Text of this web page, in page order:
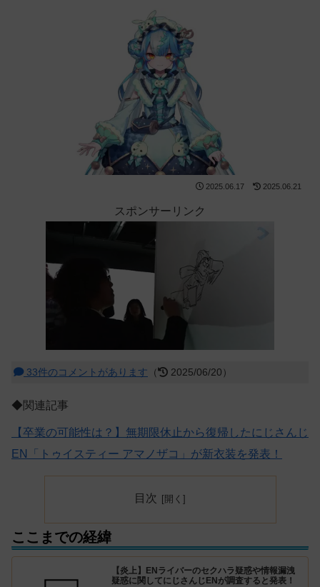
2025.06.17 2025.06.21
スポンサーリンク
33件のコメントがあります （ 2025/06/20）
◆関連記事
【卒業の可能性は？】無期限休止から復帰したにじさんじ
EN「トゥイスティー アマノザコ」が新衣装を発表！
目次
ここまでの経緯
【炎上】ENライバーのセクハラ疑惑や情報漏洩
疑惑に関してにじさんじENが調査すると発表！